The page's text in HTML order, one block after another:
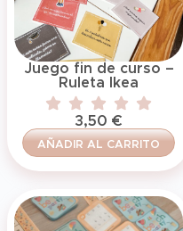
Juego fin de curso –
Ruleta Ikea
3,50 €
AÑADIR AL CARRITO